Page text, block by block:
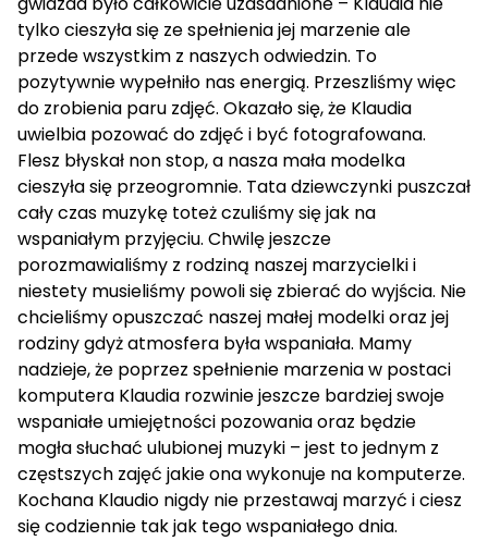
tylko cieszyła się ze spełnienia jej marzenie ale
przede wszystkim z naszych odwiedzin. To
pozytywnie wypełniło nas energią. Przeszliśmy więc
do zrobienia paru zdjęć. Okazało się, że Klaudia
uwielbia pozować do zdjęć i być fotografowana.
Flesz błyskał non stop, a nasza mała modelka
cieszyła się przeogromnie. Tata dziewczynki puszczał
cały czas muzykę toteż czuliśmy się jak na
wspaniałym przyjęciu. Chwilę jeszcze
porozmawialiśmy z rodziną naszej marzycielki i
niestety musieliśmy powoli się zbierać do wyjścia. Nie
chcieliśmy opuszczać naszej małej modelki oraz jej
rodziny gdyż atmosfera była wspaniała. Mamy
nadzieje, że poprzez spełnienie marzenia w postaci
komputera Klaudia rozwinie jeszcze bardziej swoje
wspaniałe umiejętności pozowania oraz będzie
mogła słuchać ulubionej muzyki – jest to jednym z
częstszych zajęć jakie ona wykonuje na komputerze.
Kochana Klaudio nigdy nie przestawaj marzyć i ciesz
się codziennie tak jak tego wspaniałego dnia.